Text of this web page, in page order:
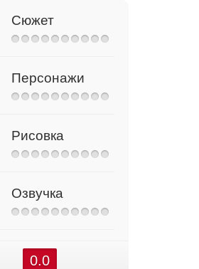
Сюжет
Персонажи
Рисовка
Озвучка
0.0